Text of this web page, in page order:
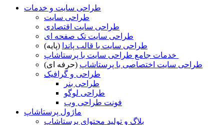
طراحی سایت و خدمات
طراحی سایت
طراحی سایت اقتصادی
طراحی سایت تک صفحه ای
طراحی سایت با قالب پاندا (پایه)
طراحی سایت اختصاصی با پرستاشاپ (حرفه ای)
طراحی و گرافیک
طراحی بنر
طراحی لوگو
فونت طراحی وب
ماژول پرستاشاپ
بلاگ و تولید محتوای پرستاشاپ